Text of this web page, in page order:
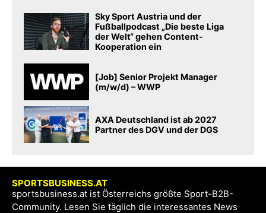
Sky Sport Austria und der
Fußballpodcast „Die beste Liga
der Welt“ gehen Content-
Kooperation ein
[Job] Senior Projekt Manager
(m/w/d) – WWP
AXA Deutschland ist ab 2027
Partner des DGV und der DGS
SPORTSBUSINESS.AT
sportsbusiness.at ist Österreichs größte Sport-B2B-
Community. Lesen Sie täglich die interessantes News